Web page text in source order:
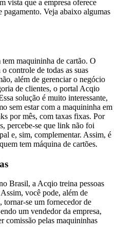
vista que a empresa oferece
pagamento. Veja abaixo algumas
maquininha de cartão. O
controle de todas as suas
além de gerenciar o negócio
de clientes, o portal Acqio
solução é muito interessante,
sem estar com a maquininha em
por mês, com taxas fixas. Por
percebe-se que link não foi
e, sim, complementar. Assim, é
tem máquina de cartões.
Brasil, a Acqio treina pessoas
você pode, além de
tornar-se um fornecedor de
um vendedor da empresa,
comissão pelas maquininhas